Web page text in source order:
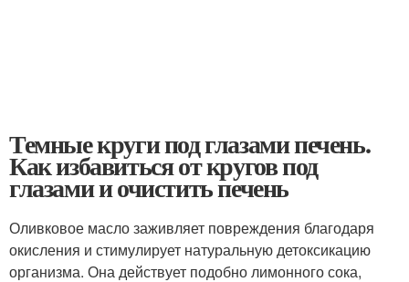
Темные круги под глазами печень.
Как избавиться от кругов под
глазами и очистить печень
Оливковое масло заживляет повреждения благодаря
окисления и стимулирует натуральную детоксикацию
организма. Она действует подобно лимонного сока,